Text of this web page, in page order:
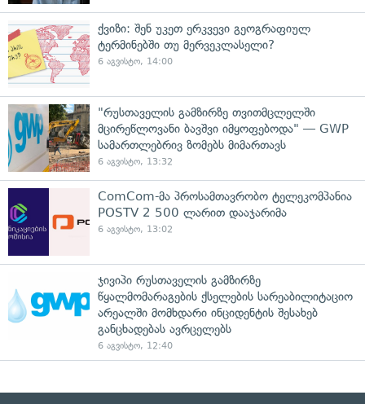
ქვიზი: შენ უკეთ ერკვევი გეოგრაფიულ
ტერმინებში თუ მერვეკლასელი?
6 აგვისტო, 14:00
"რუსთაველის გამზირზე თვითმცლელში
მცირეწლოვანი ბავშვი იმყოფებოდა" — GWP
სამართლებრივ ზომებს მიმართავს
6 აგვისტო, 13:32
ComCom-მა პროსამთავრობო ტელეკომპანია
POSTV 2 500 ლარით დააჯარიმა
6 აგვისტო, 13:02
ჯივიპი რუსთაველის გამზირზე
წყალმომარაგების ქსელების სარეაბილიტაციო
არეალში მომხდარი ინციდენტის შესახებ
განცხადებას ავრცელებს
6 აგვისტო, 12:40